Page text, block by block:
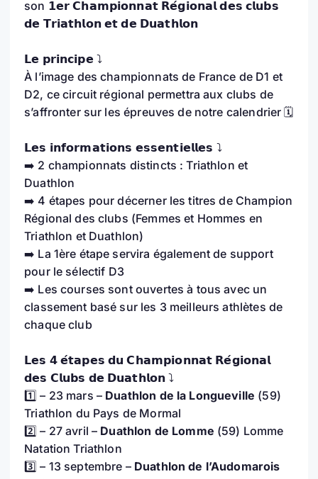
son 𝟭𝗲𝗿 𝗖𝗵𝗮𝗺𝗽𝗶𝗼𝗻𝗻𝗮𝘁 𝗥𝗲́𝗴𝗶𝗼𝗻𝗮𝗹 𝗱𝗲𝘀 𝗰𝗹𝘂𝗯𝘀
𝗱𝗲 𝗧𝗿𝗶𝗮𝘁𝗵𝗹𝗼𝗻 𝗲𝘁 𝗱𝗲 𝗗𝘂𝗮𝘁𝗵𝗹𝗼𝗻
𝗟𝗲 𝗽𝗿𝗶𝗻𝗰𝗶𝗽𝗲 ⤵️
À l’image des championnats de France de D1 et
D2, ce circuit régional permettra aux clubs de
s’affronter sur les épreuves de notre calendrier 🗓
𝗟𝗲𝘀 𝗶𝗻𝗳𝗼𝗿𝗺𝗮𝘁𝗶𝗼𝗻𝘀 𝗲𝘀𝘀𝗲𝗻𝘁𝗶𝗲𝗹𝗹𝗲𝘀 ⤵️
➡️ 2 championnats distincts : Triathlon et
Duathlon
➡️ 4 étapes pour décerner les titres de Champion
Régional des clubs (Femmes et Hommes en
Triathlon et Duathlon)
➡️ La 1ère étape servira également de support
pour le sélectif D3
➡️ Les courses sont ouvertes à tous avec un
classement basé sur les 3 meilleurs athlètes de
chaque club
𝗟𝗲𝘀 𝟰 𝗲́𝘁𝗮𝗽𝗲𝘀 𝗱𝘂 𝗖𝗵𝗮𝗺𝗽𝗶𝗼𝗻𝗻𝗮𝘁 𝗥𝗲́𝗴𝗶𝗼𝗻𝗮𝗹
𝗱𝗲𝘀 𝗖𝗹𝘂𝗯𝘀 𝗱𝗲 𝗗𝘂𝗮𝘁𝗵𝗹𝗼𝗻 ⤵️
1️⃣ – 23 mars – Duathlon de la Longueville (59)
Triathlon du Pays de Mormal
2️⃣ – 27 avril – Duathlon de Lomme (59) Lomme
Natation Triathlon
3️⃣ – 13 septembre – Duathlon de l’Audomarois